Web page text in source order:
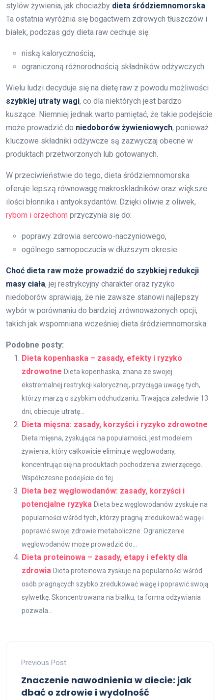
stylów żywienia, jak chociażby dieta śródziemnomorska
Ta ostatnia wyróżnia się bogactwem zdrowych tłuszczów i
białek, podczas gdy dieta raw cechuje się:
niską kalorycznością,
ograniczoną różnorodnością składników odżywczych.
Wielu ludzi decyduje się na dietę raw z powodu możliwości
szybkiej utraty wagi, co dla niektórych jest bardzo
kuszące. Niemniej jednak warto pamiętać, że takie podejście
może prowadzić do niedoborów żywieniowych, ponieważ
kluczowe składniki odżywcze są zazwyczaj obecne w
produktach przetworzonych lub gotowanych.
W przeciwieństwie do tego, dieta śródziemnomorska
oferuje lepszą równowagę makroskładników oraz większe
ilości błonnika i antyoksydantów. Dzięki oliwie z oliwek,
rybom i orzechom przyczynia się do:
poprawy zdrowia sercowo-naczyniowego,
ogólnego samopoczucia w dłuższym okresie.
Choć dieta raw może prowadzić do szybkiej redukcji
masy ciała, jej restrykcyjny charakter oraz ryzyko
niedoborów sprawiają, że nie zawsze stanowi najlepszy
wybór w porównaniu do bardziej zrównoważonych opcji,
takich jak wspomniana wcześniej dieta śródziemnomorska.
Podobne posty:
Dieta kopenhaska – zasady, efekty i ryzyko
zdrowotne Dieta kopenhaska, znana ze swojej
ekstremalnej restrykcji kalorycznej, przyciąga uwagę tych,
którzy marzą o szybkim odchudzaniu. Trwająca zaledwie 13
dni, obiecuje utratę...
Dieta mięsna: zasady, korzyści i ryzyko zdrowotne
Dieta mięsna, zyskująca na popularności, jest modelem
żywienia, który całkowicie eliminuje węglowodany,
koncentrując się na produktach pochodzenia zwierzęcego.
Współczesne podejście do tej...
Dieta bez węglowodanów: zasady, korzyści i
potencjalne ryzyka Dieta bez węglowodanów zyskuje na
popularności wśród tych, którzy pragną zredukować wagę i
poprawić swoje zdrowie metaboliczne. Ograniczenie
węglowodanów może prowadzić do...
Dieta proteinowa – zasady, etapy i efekty dla
zdrowia Dieta proteinowa zyskuje na popularności wśród
osób pragnących szybko zredukować wagę i poprawić swoją
sylwetkę. Skoncentrowana na białku, ta forma odżywiania
pozwala...
Previous Post
Znaczenie nawodnienia w diecie: jak
dbać o zdrowie i wydolność